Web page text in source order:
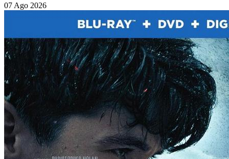
07 Ago 2026